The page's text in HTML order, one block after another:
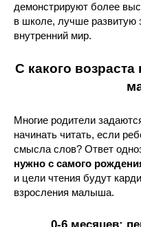
демонстрируют более
в школе, лучше развитую
внутренний мир.
С какого возраста
Многие родители
начинать читать, если
смысла слов? Ответ
нужно с самого
и цели чтения будут
взросления малыша.